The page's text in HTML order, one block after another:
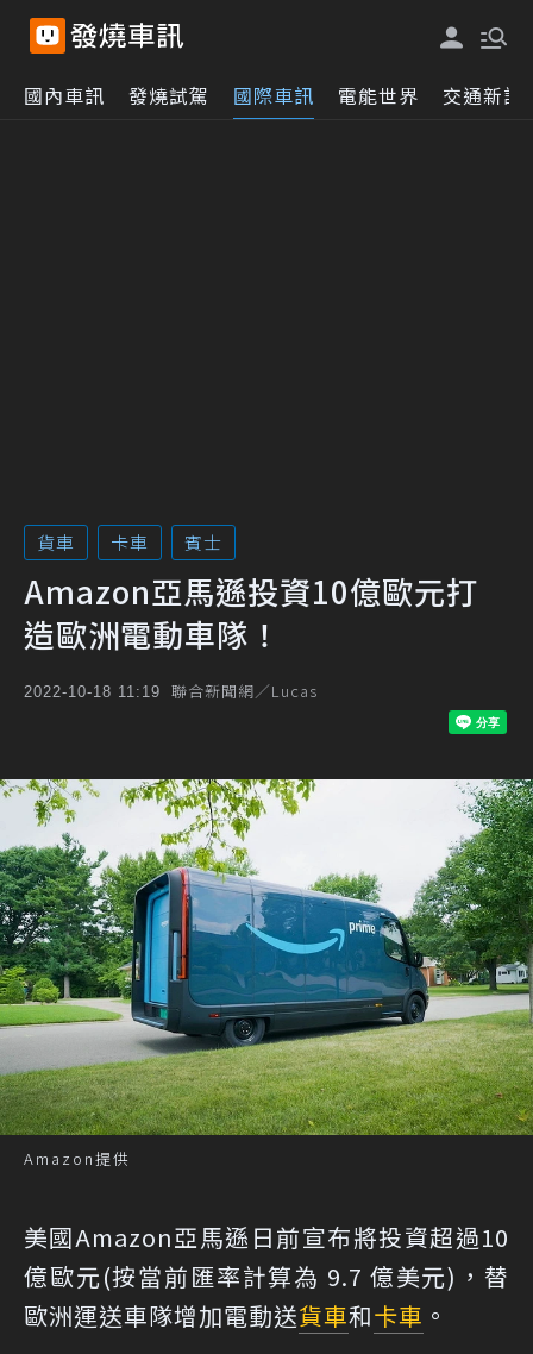
國內車訊 發燒試駕 國際車訊 電能世界 交通新訊
貨車 卡車 賓士
Amazon亞馬遜投資10億歐元打
造歐洲電動車隊！
2022-10-18 11:19 聯合新聞網／Lucas
Amazon提供
美國Amazon亞馬遜日前宣布將投資超過10
億歐元(按當前匯率計算為 9.7 億美元)，替
歐洲運送車隊增加電動送貨車和卡車 。